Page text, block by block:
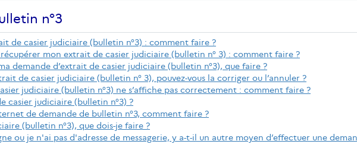
n°3
de casier judiciaire (bulletin n°3) : comment faire ?
mon extrait de casier judiciaire (bulletin n° 3) : comment faire ?
demande d’extrait de casier judiciaire (bulletin n°3), que faire ?
de casier judiciaire (bulletin n° 3), pouvez-vous la corriger ou l’annuler ?
judiciaire (bulletin n°3) ne s’affiche pas correctement : comment faire ?
casier judiciaire (bulletin n°3) ?
de demande de bulletin n°3, comment faire ?
(bulletin n°3), que dois-je faire ?
ou je n'ai pas d'adresse de messagerie, y a-t-il un autre moyen d’effectuer une